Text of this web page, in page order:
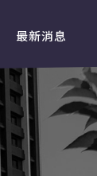
最新消息